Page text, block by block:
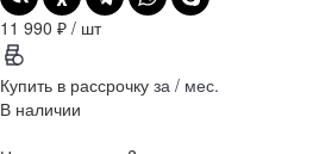
11 990 ₽ / шт
Купить в рассрочку за / мес.
В наличии